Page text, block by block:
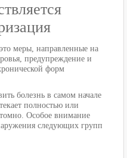
меры, направленные на
предупреждение и
форм
болезнь в самом начале
полностью или
Особое внимание
следующих групп